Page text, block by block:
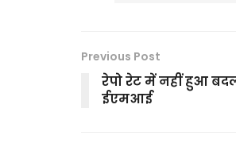
Previous Post
रेपो रेट में नहीं हुआ
ईएमआई